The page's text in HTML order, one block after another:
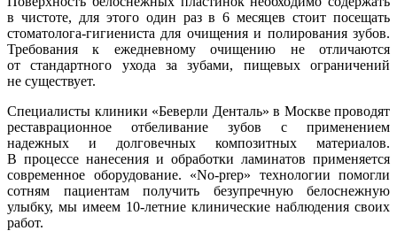
в чистоте, для этого один раз в 6 месяцев стоит посещать
стоматолога-гигиениста для очищения и полирования зубов.
Требования к ежедневному очищению не отличаются
от стандартного ухода за зубами, пищевых ограничений
не существует.
Специалисты клиники «Беверли Денталь» в Москве проводят
реставрационное отбеливание зубов с применением
надежных и долговечных композитных материалов.
В процессе нанесения и обработки ламинатов применяется
современное оборудование. «No-prep» технологии помогли
сотням пациентам получить безупречную белоснежную
улыбку, мы имеем 10-летние клинические наблюдения своих
работ.